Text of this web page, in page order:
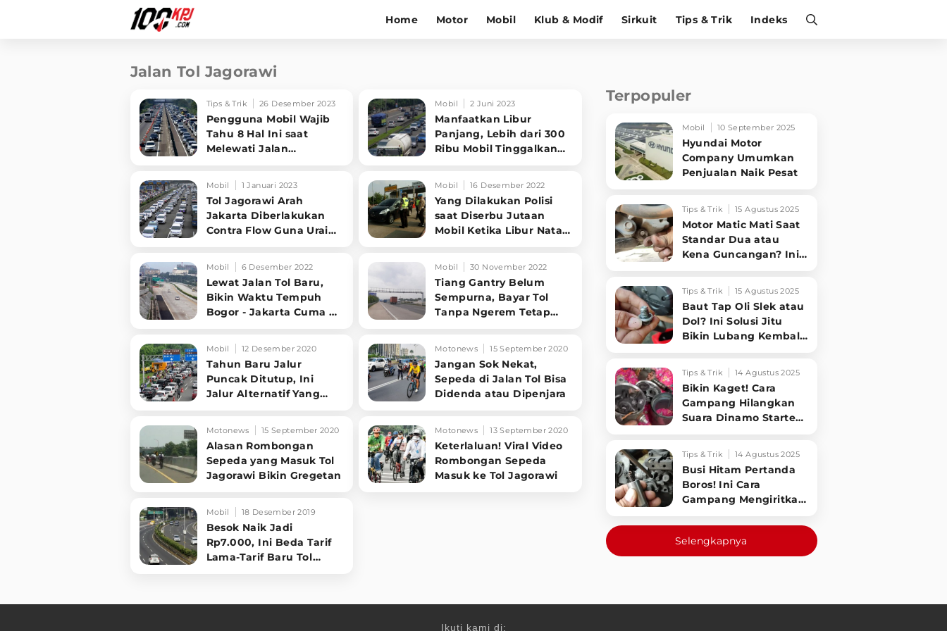
Home Motor Mobil Klub & Modif Sirkuit Tips & Trik Indeks
Jalan Tol Jagorawi
Tips & Trik 26 Desember 2023
Pengguna Mobil Wajib
Tahu 8 Hal Ini saat
Melewati Jalan
Nataru
Mobil 2 Juni 2023
Manfaatkan Libur
Panjang, Lebih dari 300
Ribu Mobil Tinggalkan
Mobil 1 Januari 2023
Tol Jagorawi Arah
Jakarta Diberlakukan
Contra Flow Guna Urai
Mobil 16 Desember 2022
Yang Dilakukan Polisi
saat Diserbu Jutaan
Mobil Ketika Libur Natal
Mobil 6 Desember 2022
Lewat Jalan Tol Baru,
Bikin Waktu Tempuh
Bogor - Jakarta Cuma 45
Mobil 30 November 2022
Tiang Gantry Belum
Sempurna, Bayar Tol
Tanpa Ngerem Tetap
Mobil 12 Desember 2020
Tahun Baru Jalur
Puncak Ditutup, Ini
Jalur Alternatif Yang
Motonews 15 September 2020
Jangan Sok Nekat,
Sepeda di Jalan Tol Bisa
Didenda atau Dipenjara
Motonews 15 September 2020
Alasan Rombongan
Sepeda yang Masuk Tol
Jagorawi Bikin Gregetan
Motonews 13 September 2020
Keterlaluan! Viral Video
Rombongan Sepeda
Masuk ke Tol Jagorawi
Mobil 18 Desember 2019
Besok Naik Jadi
Rp7.000, Ini Beda Tarif
Lama-Tarif Baru Tol
Terpopuler
Mobil 10 September 2025
Hyundai Motor
Company Umumkan
Penjualan Naik Pesat
Tips & Trik 15 Agustus 2025
Motor Matic Mati Saat
Standar Dua atau
Kena Guncangan? Ini
Tips & Trik 15 Agustus 2025
Baut Tap Oli Slek atau
Dol? Ini Solusi Jitu
Bikin Lubang Kembali
Tips & Trik 14 Agustus 2025
Bikin Kaget! Cara
Gampang Hilangkan
Suara Dinamo Starter
Dimatikan!
Tips & Trik 14 Agustus 2025
Busi Hitam Pertanda
Boros! Ini Cara
Gampang Mengiritkan
Lebih Irit!
Selengkapnya
Ikuti kami di: